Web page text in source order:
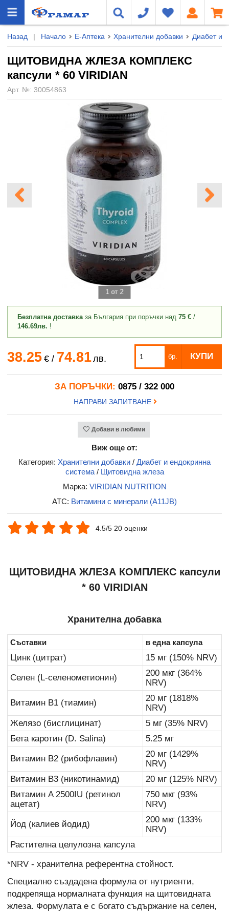
Назад | Начало Е-Аптека Хранителни добавки Диабет и
ЩИТОВИДНА ЖЛЕЗА КОМПЛЕКС
капсули * 60 VIRIDIAN
Арт. №: 30054863
1 от 2
Безплатна доставказа България при поръчки над 75 € /
146.69лв. !
38.25 €/ 74.81лв. бр. КУПИ
ЗА ПОРЪЧКИ: 0875 / 322 000
НАПРАВИ ЗАПИТВАНЕ
Добави в любими
Виж още от:
Категория: Хранителни добавки / Диабет и ендокринна
система/ Щитовидна жлеза
Марка: VIRIDIAN NUTRITION
ATC: Витамини с минерали (A11JB)
4.5/5 20 оценки
ЩИТОВИДНА ЖЛЕЗА КОМПЛЕКС капсули
* 60 VIRIDIAN
Хранителна добавка
Съставки в една капсула
Цинк (цитрат) 15 мг (150% NRV)
Селен (L-селенометионин)
200 мкг (364%
NRV)
Витамин B1 (тиамин)
20 мг (1818%
NRV)
Желязо (бисглицинат)
5 мг (35% NRV)
Бета каротин (D. Salina)
5.25 мг
Витамин B2 (рибофлавин)
20 мг (1429%
NRV)
Витамин B3 (никотинамид)
20 мг (125% NRV)
Витамин A 2500IU (ретинол
ацетат)
750 мкг (93%
NRV)
Йод (калиев йодид)
200 мкг (133%
NRV)
Растителна целулозна капсула
*NRV - хранителна референтна стойност.
Специално създадена формула от нутриенти,
подкрепяща нормалната функция на щитовидната
жлеза. Формулата е с богато съдържание на селен,